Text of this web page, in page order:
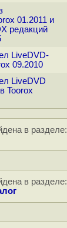
01.2011 и
редакций
LiveDVD-
09.2010
LiveDVD
Toorox
в разделе:
в разделе: